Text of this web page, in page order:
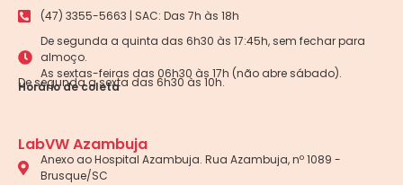
(47) 3355-5663 | SAC: Das 7h às 18h
De segunda a quinta das 6h30 às 17:45h, sem fechar para
almoço.
As sextas-feiras das 06h30 às 17h (não abre sábado).
Horário de coleta
De segunda a sexta das 6h30 às 10h.
LabVW Azambuja
Anexo ao Hospital Azambuja. Rua Azambuja, nº 1089 -
Brusque/SC